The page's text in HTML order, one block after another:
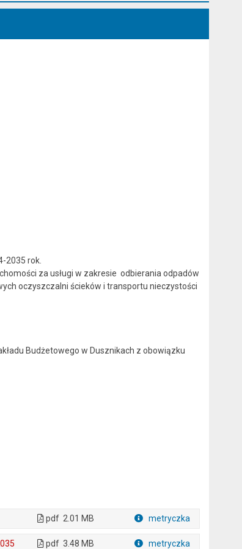
2035 rok.
za usługi w zakresie odbierania odpadów
oczyszczalni ścieków i transportu nieczystości
Budżetowego w Dusznikach z obowiązku
pdf 2.01 MB metryczka
pdf 3.48 MB metryczka